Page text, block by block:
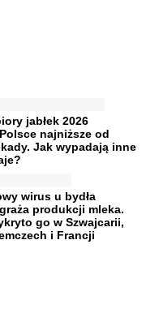
jabłek 2026
najniższe od
Jak wypadają inne
wirus u bydła
produkcji mleka.
go w Szwajcarii,
i Francji